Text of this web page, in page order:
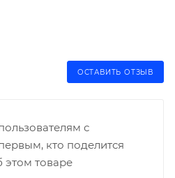
ОСТАВИТЬ ОТЗЫВ
с
кто поделится
товаре